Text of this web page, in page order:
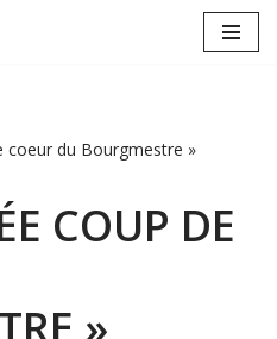
coeur du Bourgmestre »
COUP DE